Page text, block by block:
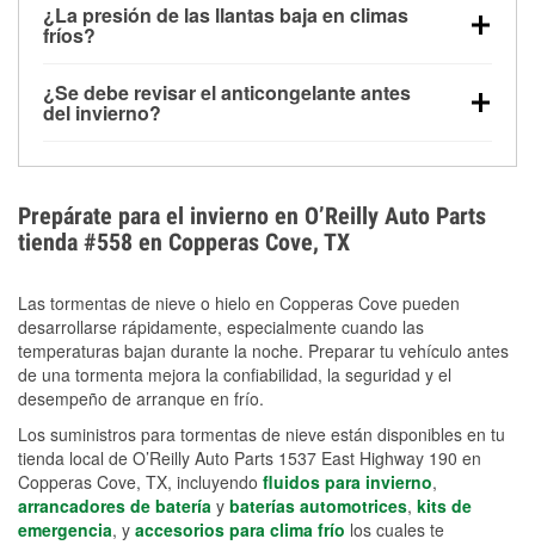
arranque.
la congelación y ayuda a disolver la sal y la nieve
derretida en la carretera para mejorar la visibilidad.
¿La presión de las llantas baja en climas
fríos?
alrededor de 1 PSI por cada 10 °F que baja la
temperatura. Puedes obtener más información sobre
¿Se debe revisar el anticongelante antes
del invierno?
el sobrecalentamiento en condiciones de frío
extremo. Aprende cómo comprobar la protección
anticongelante en nuestra sección How-To.
Prepárate para el invierno en O’Reilly Auto Parts
tienda #558 en Copperas Cove, TX
Las tormentas de nieve o hielo en Copperas Cove pueden
desarrollarse rápidamente, especialmente cuando las
temperaturas bajan durante la noche. Preparar tu vehículo antes
de una tormenta mejora la confiabilidad, la seguridad y el
desempeño de arranque en frío.
Los suministros para tormentas de nieve están disponibles en tu
tienda local de O’Reilly Auto Parts 1537 East Highway 190 en
Copperas Cove, TX, incluyendo fluidos para invierno,
arrancadores de batería y baterías automotrices, kits de
emergencia, y accesorios para clima frío los cuales te